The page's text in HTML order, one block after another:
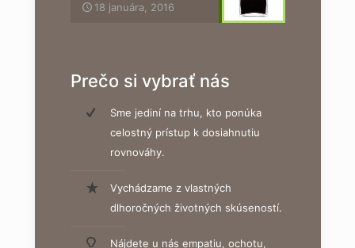
18 januára, 2016
Prečo si vybrať nás
Sme jediní na trhu, kto ponúka
celostný prístup k dosiahnutiu
rovnováhy.
Vychádzame z vlastných
dlhoročných životných skúseností.
Nájdete u nás empatiu, ochotu,